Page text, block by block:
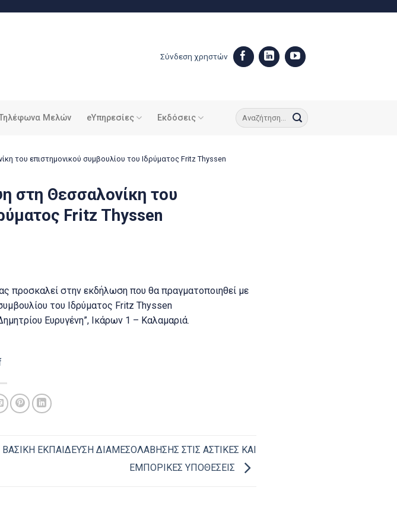
Σύνδεση χρηστών
Μελών eΥπηρεσίες Εκδόσεις
του επιστημονικού συμβουλίου του Ιδρύματος Fritz Thyssen
στη Θεσσαλονίκη του
Fritz Thyssen
προσκαλεί στην εκδήλωση που θα πραγματοποιηθεί με
του Ιδρύματος Fritz Thyssen
Ευρυγένη”, Ικάρων 1 – Καλαμαριά.
ΒΑΣΙΚΗ ΕΚΠΑΙΔΕΥΣΗ ΔΙΑΜΕΣΟΛΑΒΗΣΗΣ ΣΤΙΣ ΑΣΤΙΚΕΣ ΚΑΙ
ΕΜΠΟΡΙΚΕΣ ΥΠΟΘΕΣΕΙΣ